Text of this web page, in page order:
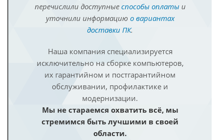
перечислили доступные способы оплатыи
уточнили информацию о вариантах
доставки ПК.
Наша компания специализируется
исключительно на сборке компьютеров,
их гарантийном и постгарантийном
обслуживании, профилактике и
модернизации.
Мы не стараемся охватить всё, мы
стремимся быть лучшими в своей
области.